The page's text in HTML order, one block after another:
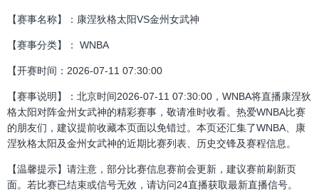
【赛事名称】：康涅狄格太阳VS金州女武神
【赛事分类】： WNBA
【开赛时间：2026-07-11 07:30:00
【赛事说明】：北京时间2026-07-11 07:30:00，WNBA将直播康涅狄
格太阳对阵金州女武神的精彩赛事，敬请准时收看。热爱WNBA比赛
的朋友们，建议提前收藏本页面以免错过。本页还汇集了WNBA、康
涅狄格太阳及金州女武神的近期比赛列表、历史交锋及赛程信息。
【温馨提示】请注意，部分比赛信息赛前会更新，建议赛前刷新页
面。若比赛已结束或信号无效，请访问24直播获取最新直播信号。